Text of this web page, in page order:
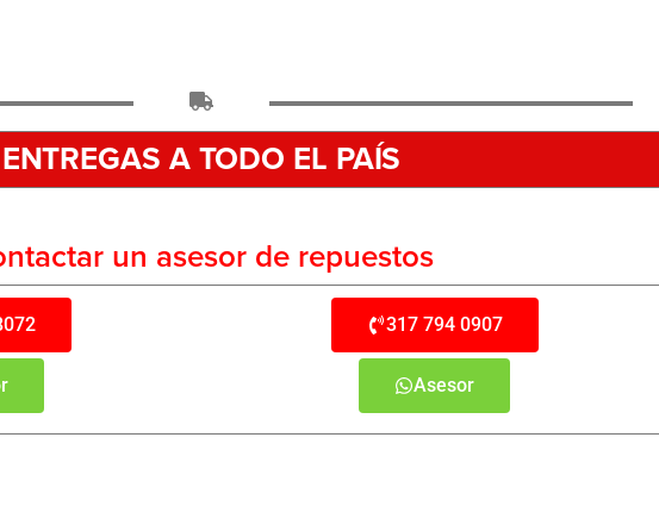
ENTREGAS A TODO EL PAÍS
un asesor de repuestos
317 794 0907
Asesor